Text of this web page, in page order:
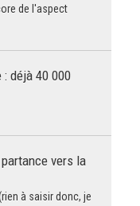
de l'aspect
: déjà 40 000
vers la
à saisir donc, je